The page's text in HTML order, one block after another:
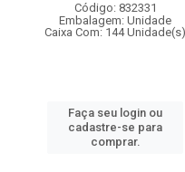
Código: 832331
Embalagem: Unidade
Caixa Com: 144 Unidade(s)
Faça seu login ou
cadastre-se para
comprar.